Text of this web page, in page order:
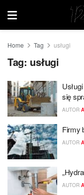
Home Tag usługi
Tag: usługi
się
AUTOR
Firmy
AUTOR
AUTOR